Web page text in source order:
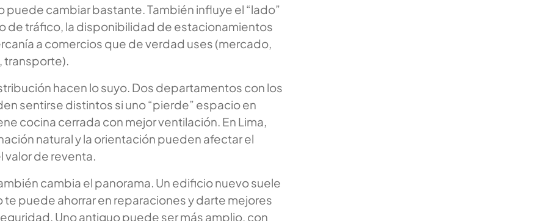
puede cambiar bastante. También influye el “lado”
de tráfico, la disponibilidad de estacionamientos
a comercios que de verdad uses (mercado,
transporte).
hacen lo suyo. Dos departamentos con los
sentirse distintos si uno “pierde” espacio en
cocina cerrada con mejor ventilación. En Lima,
natural y la orientación pueden afectar el
valor de reventa.
cambia el panorama. Un edificio nuevo suele
te puede ahorrar en reparaciones y darte mejores
Uno antiguo puede ser más amplio, con